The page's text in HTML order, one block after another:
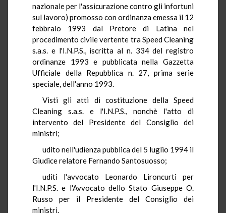
nazionale per l'assicurazione contro gli infortuni
sul lavoro) promosso con ordinanza emessa il 12
febbraio 1993 dal Pretore di Latina nel
procedimento civile vertente tra Speed Cleaning
s.a.s. e l'I.N.P.S., iscritta al n. 334 del registro
ordinanze 1993 e pubblicata nella Gazzetta
Ufficiale della Repubblica n. 27, prima serie
speciale, dell'anno 1993.
Visti gli atti di costituzione della Speed
Cleaning s.a.s. e l'I.N.P.S., nonchè l'atto di
intervento del Presidente del Consiglio dei
ministri;
udito nell'udienza pubblica del 5 luglio 1994 il
Giudice relatore Fernando Santosuosso;
uditi l'avvocato Leonardo Lironcurti per
l'I.N.P.S. e l'Avvocato dello Stato Giuseppe O.
Russo per il Presidente del Consiglio dei
ministri.